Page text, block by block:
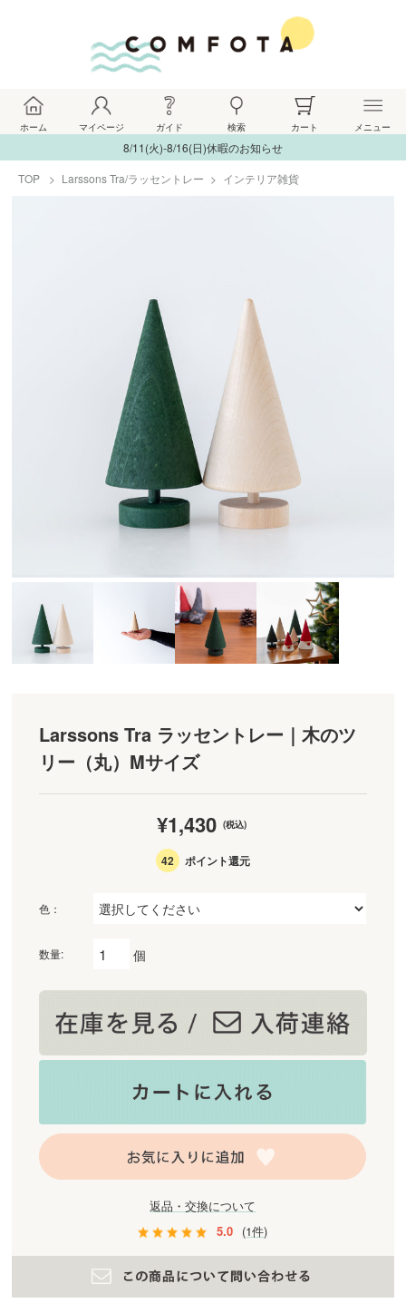
ホーム マイページ ガイド 検索 カート メニュー
8/11(火)-8/16(日)休暇のお知らせ
TOP
Larssons Tra/ラッセントレー インテリア雑貨
Larssons Tra ラッセントレー｜木のツ
リー（丸）Mサイズ
¥1,430 (税込)
42 ポイント還元
色：
数量: 個
返品・交換について
5.0 (1件)